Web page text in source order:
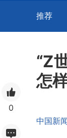
推荐
0
“Z
怎
中国新